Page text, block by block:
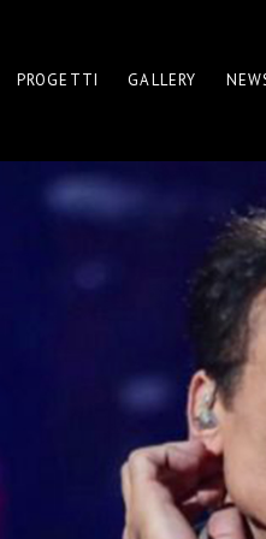
PROGETTI GALLERY